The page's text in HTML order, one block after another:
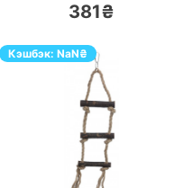
381₴
Кэшбэк: NaN₴
ПЕРЕЙТИ